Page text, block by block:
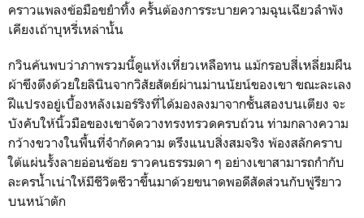
คราวแพลงข้อมือขยำทิ้ง ครั้นต้องการระบายความฉุนเฉียวลำพัง
เคียงเถ้าบุหรี่เหล่านั้น
กวินค้นพบว่าภาพรวมนี้ดูแห้งเหี่ยวเหลือทน แม้กรอบสี่เหลี่ยมผืน
ผ้าขึงตึงด้วยใยลินินจากวิสัยสัตย์ผ่านม่านนัยน์ของเขา ขณะละเลง
ฝีแปรงอยู่เบื้องหลังเมอร์ริงที่ได้มองลงมาจากชั้นสองบนเตียง จะ
บังคับให้นิ้วมือของเขาจัดวางทรงทรวดครบถ้วน ท่ามกลางความ
กว้างขวางในพื้นที่จำกัดความ ตรึงแนบสิ่งสมจริง พ้องสลักคราบ
ใต้แผ่นรั้งลายอ่อนช้อย ราวคนธรรมดา ๆ อย่างเขาสามารถกำกับ
ละครน้ำเน่าให้มีชีวิตชีวาขึ้นมาด้วยขนาดพอดีสัดส่วนกับพู่รียาว
บนหน้าตัก